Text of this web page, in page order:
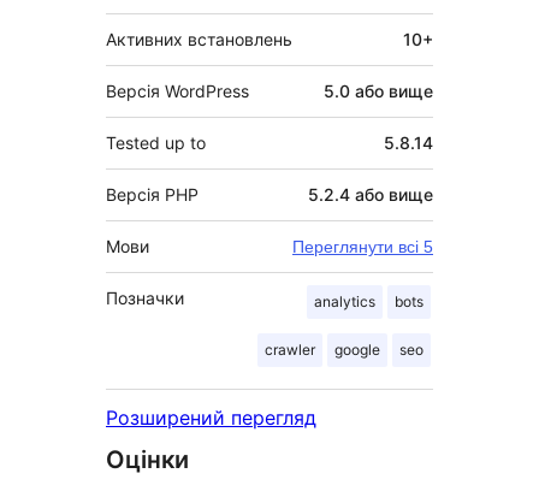
Активних встановлень 10+
Версія WordPress 5.0 або вище
Tested up to 5.8.14
Версія PHP 5.2.4 або вище
Мови Переглянути всі 5
Позначки analytics bots
crawler google seo
Розширений перегляд
Оцінки